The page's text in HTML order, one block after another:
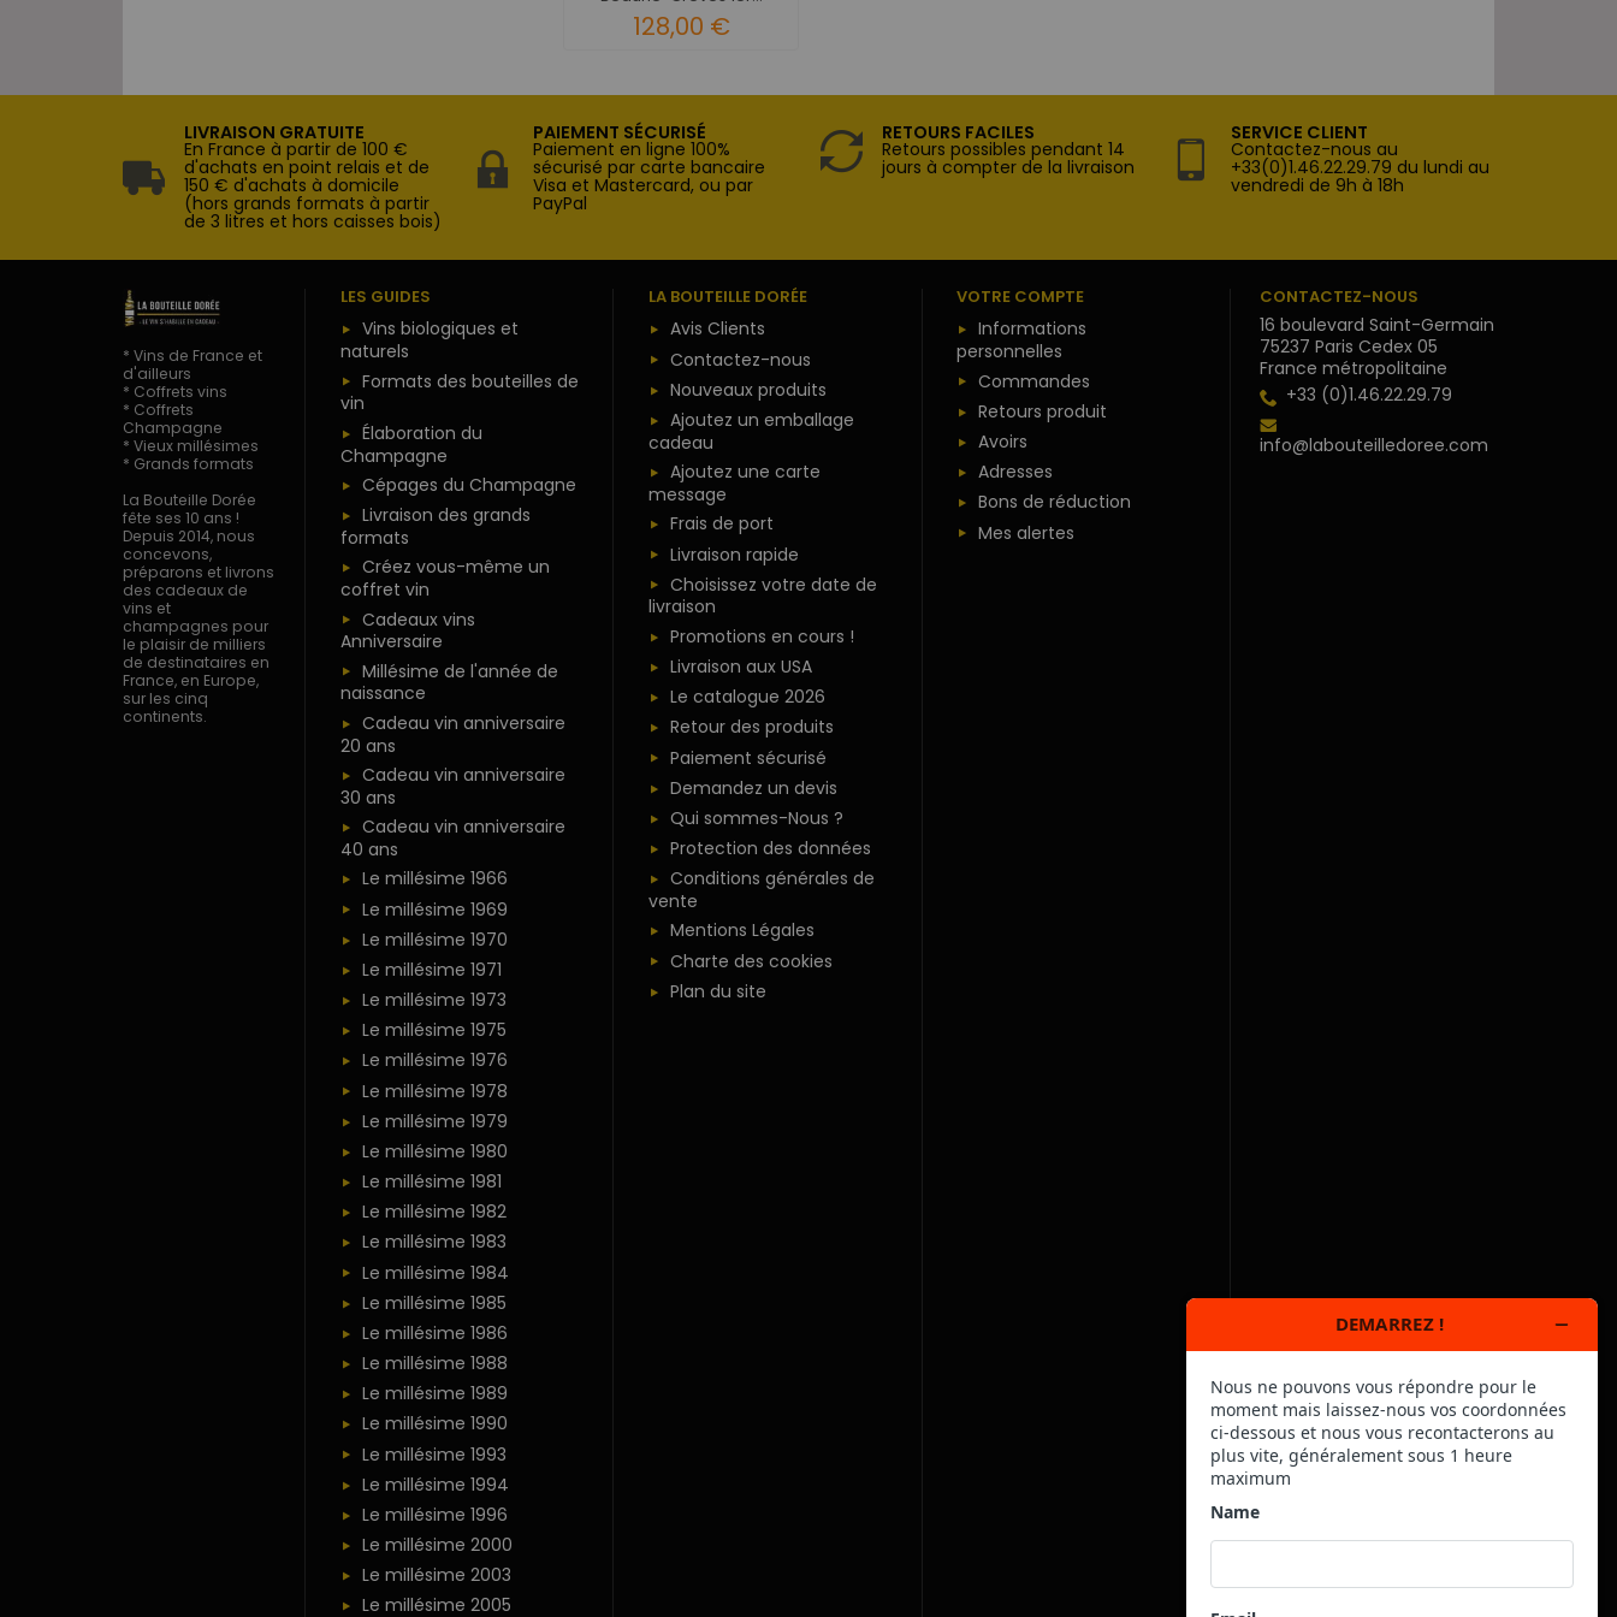
128,00 €
LIVRAISON GRATUITE
En France à partir de 100 €
d'achats en point relais et de
150 € d'achats à domicile
(hors grands formats à partir
de 3 litres et hors caisses bois)
PAIEMENT SÉCURISÉ
Paiement en ligne 100%
sécurisé par carte bancaire
Visa et Mastercard, ou par
PayPal
RETOURS FACILES
Retours possibles pendant 14
jours à compter de la livraison
SERVICE CLIENT
Contactez-nous au
+33(0)1.46.22.29.79 du lundi au
vendredi de 9h à 18h
* Vins de France et
d'ailleurs
* Coffrets vins
* Coffrets
Champagne
* Vieux millésimes
* Grands formats
La Bouteille Dorée
fête ses 10 ans !
Depuis 2014, nous
concevons,
préparons et livrons
des cadeaux de
vins et
champagnes pour
le plaisir de milliers
de destinataires en
France, en Europe,
sur les cinq
continents.
LES GUIDES
Vins biologiques et
naturels
Formats des bouteilles de
vin
Élaboration du
Champagne
Cépages du Champagne
Livraison des grands
formats
Créez vous-même un
coffret vin
Cadeaux vins
Anniversaire
Millésime de l'année de
naissance
Cadeau vin anniversaire
20 ans
Cadeau vin anniversaire
30 ans
Cadeau vin anniversaire
40 ans
Le millésime 1966
Le millésime 1969
Le millésime 1970
Le millésime 1971
Le millésime 1973
Le millésime 1975
Le millésime 1976
Le millésime 1978
Le millésime 1979
Le millésime 1980
Le millésime 1981
Le millésime 1982
Le millésime 1983
Le millésime 1984
Le millésime 1985
Le millésime 1986
Le millésime 1988
Le millésime 1989
Le millésime 1990
Le millésime 1993
Le millésime 1994
Le millésime 1996
Le millésime 2000
Le millésime 2003
Le millésime 2005
LA BOUTEILLE DORÉE
Avis Clients
Contactez-nous
Nouveaux produits
Ajoutez un emballage
cadeau
Ajoutez une carte
message
Frais de port
Livraison rapide
Choisissez votre date de
livraison
Promotions en cours !
Livraison aux USA
Le catalogue 2026
Retour des produits
Paiement sécurisé
Demandez un devis
Qui sommes-Nous ?
Protection des données
Conditions générales de
vente
Mentions Légales
Charte des cookies
Plan du site
VOTRE COMPTE
Informations
personnelles
Commandes
Retours produit
Avoirs
Adresses
Bons de réduction
Mes alertes
CONTACTEZ-NOUS
16 boulevard Saint-Germain
75237 Paris Cedex 05
France métropolitaine
+33 (0)1.46.22.29.79
info@labouteilledoree.com